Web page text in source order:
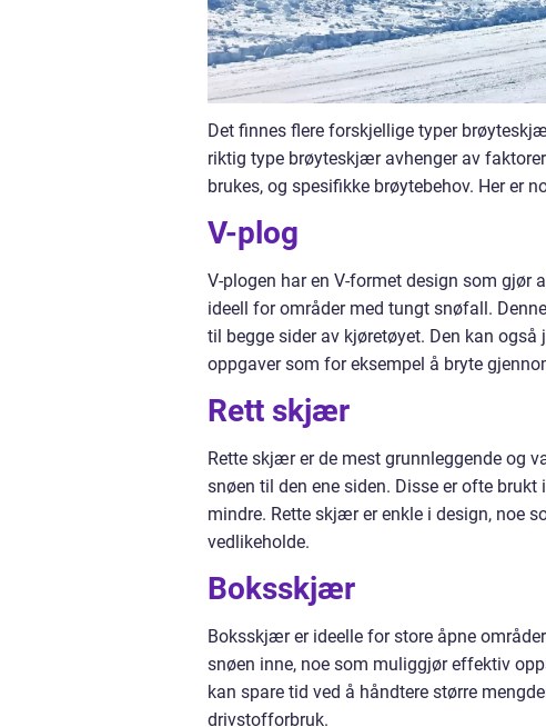
Det finnes flere forskjellige typer
riktig type brøyteskjær avhenger av
brukes, og spesifikke brøytebehov. Her er
V-plog
V-plogen har en V-formet design som gjør
ideell for områder med tungt snøfall.
til begge sider av kjøretøyet. Den kan
oppgaver som for eksempel å bryte
Rett skjær
Rette skjær er de mest grunnleggende og
snøen til den ene siden. Disse er ofte
mindre. Rette skjær er enkle i design, noe
vedlikeholde.
Boksskjær
Boksskjær er ideelle for store åpne
snøen inne, noe som muliggjør effektiv
kan spare tid ved å håndtere større
drivstofforbruk.